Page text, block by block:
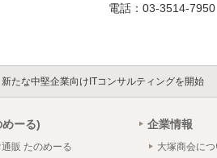
電話：03-3514-
たな中堅企業向けITコンサルティングを開始
ーる)
販 たのめーる
企業情報
大塚商会につ